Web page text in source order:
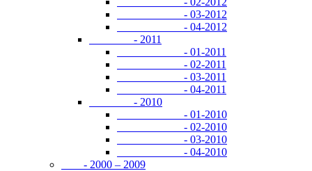
- 03-2012
- 04-2012
- 2011
- 01-2011
- 02-2011
- 03-2011
- 04-2011
- 2010
- 01-2010
- 02-2010
- 03-2010
- 04-2010
- 2000 – 2009